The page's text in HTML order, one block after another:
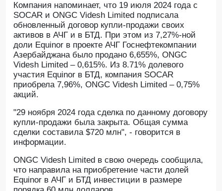
Компания напоминает, что 19 июля 2024 года с
SOCAR и ONGC Videsh Limited подписала
обновленный договор купли-продажи своих
активов в АЧГ и в БТД. При этом из 7,27%-ной
доли Equinor в проекте АЧГ Госнефтекомпании
Азербайджана было продано 6,655%, ONGC
Videsh Limited – 0,615%. Из 8.71% долевого
участия Equinor в БТД, компания SOCAR
приобрела 7,96%, ONGC Videsh Limited – 0,75%
акций.
"29 ноября 2024 года сделка по данному договору
купли-продажи была закрыта. Общая сумма
сделки составила $720 млн", - говорится в
информации.
ONGC Videsh Limited в свою очередь сообщила,
что направила на приобретение части долей
Equinor в АЧГ и БТД инвестиции в размере